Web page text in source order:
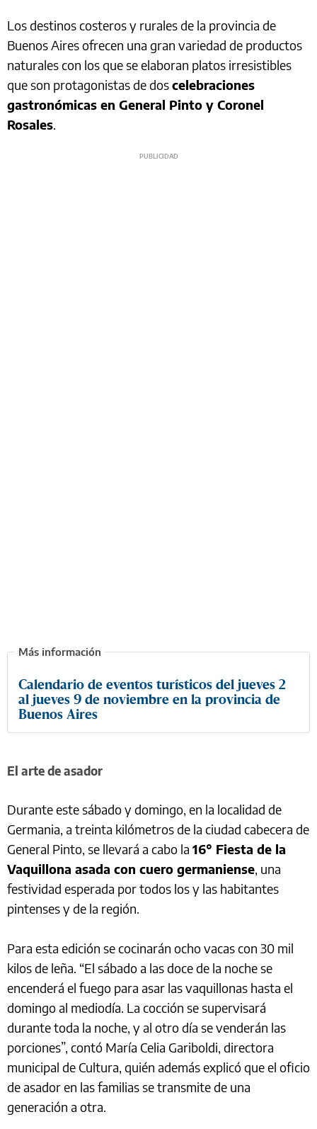
Los destinos costeros y rurales de la provincia de
Buenos Aires ofrecen una gran variedad de productos
naturales con los que se elaboran platos irresistibles
que son protagonistas de doscelebraciones
gastronómicas en General Pinto y Coronel
Rosales.
Calendario de eventos turísticos del jueves 2
al jueves 9 de noviembre en la provincia de
Buenos Aires
El arte de asador
Durante este sábado y domingo, en la localidad de
Germania, a treinta kilómetros de la ciudad cabecera de
General Pinto, se llevará a cabo la 16° Fiesta de la
Vaquillona asada con cuero germaniense, una
festividad esperada por todos los y las habitantes
pintenses y de la región.
Para esta edición se cocinarán ocho vacas con 30 mil
kilos de leña. “El sábado a las doce de la noche se
encenderá el fuego para asar las vaquillonas hasta el
domingo al mediodía. La cocción se supervisará
durante toda la noche, y al otro día se venderán las
porciones”, contó María Celia Gariboldi, directora
municipal de Cultura, quién además explicó que el oficio
de asador en las familias se transmite de una
generación a otra.